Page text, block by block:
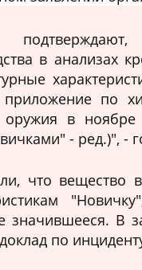
в анализах
по
в
- ред.)", -
что вещество
В
по